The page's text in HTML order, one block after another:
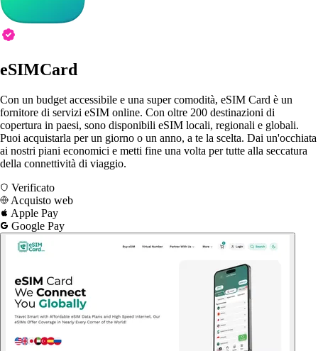
eSIMCard
Con un budget accessibile e una super comodità, eSIM Card è un
fornitore di servizi eSIM online. Con oltre 200 destinazioni di
copertura in paesi, sono disponibili eSIM locali, regionali e globali.
Puoi acquistarla per un giorno o un anno, a te la scelta. Dai un'occhiata
ai nostri piani economici e metti fine una volta per tutte alla seccatura
della connettività di viaggio.
Verificato
Acquisto web
Apple Pay
Google Pay